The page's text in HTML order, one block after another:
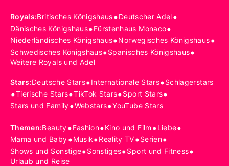
Royals:Britisches Königshaus•Deutscher Adel•
Dänisches Königshaus•Fürstenhaus Monaco•
Niederländisches Königshaus•Norwegisches Königshaus•
Schwedisches Königshaus•Spanisches Königshaus•
Weitere Royals und Adel
Stars:Deutsche Stars•Internationale Stars•Schlagerstars
•Tierische Stars•TikTok Stars•Sport Stars•
Stars und Family•Webstars•YouTube Stars
Themen:Beauty•Fashion•Kino und Film •Liebe•
Mama und Baby•Musik•Reality TV•Serien•
Shows und Sonstige•Sonstiges•Sport und Fitness•
Urlaub und Reise